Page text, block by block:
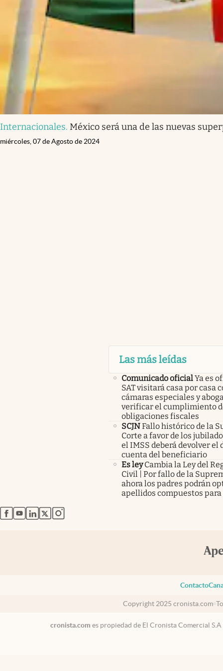
Internacionales. México será una de las nuevas
miércoles, 07 de Agosto de 2024
Las más leídas
Comunicado oficialYa es
SAT visitará casa por casa
cámaras especiales y
verificar el cumplimiento
obligaciones fiscales
SCJNFallo histórico de la
Corte a favor de los
el IMSS deberá devolver el
cuenta del beneficiario
Es ley Cambia la Ley del
Civil | Por fallo de la
ahora los padres podrán
apellidos compuestos para
abre en nueva pestaña
abre en nueva pestaña
abre en nueva pestaña
abre en nueva pestaña
abre en nueva pestaña
Contacto
Copyright 2025 cronista.com
cronista.com es propiedad de El Cronista Comercial